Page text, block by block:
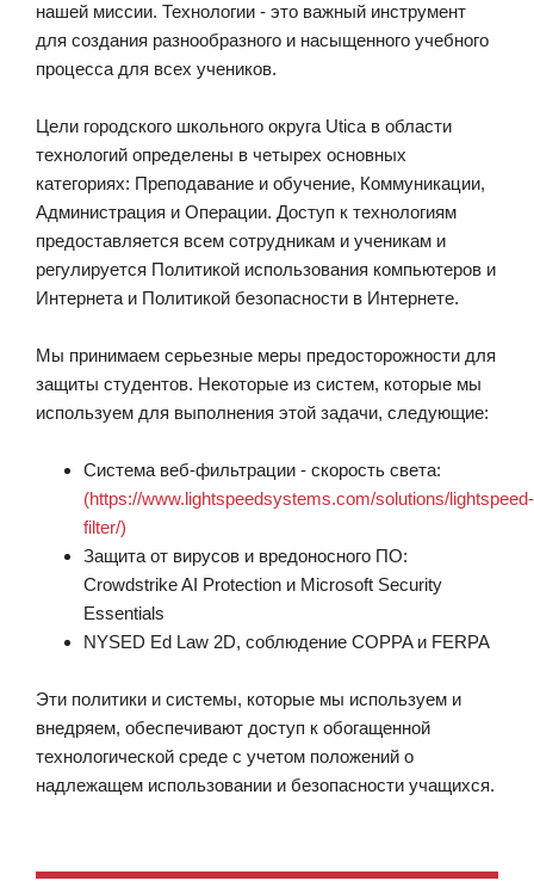
нашей миссии. Технологии - это важный инструмент
для создания разнообразного и насыщенного учебного
процесса для всех учеников.
Цели городского школьного округа Utica в области
технологий определены в четырех основных
категориях: Преподавание и обучение, Коммуникации,
Администрация и Операции. Доступ к технологиям
предоставляется всем сотрудникам и ученикам и
регулируется Политикой использования компьютеров и
Интернета и Политикой безопасности в Интернете.
Мы принимаем серьезные меры предосторожности для
защиты студентов. Некоторые из систем, которые мы
используем для выполнения этой задачи, следующие:
Система веб-фильтрации - скорость света:
(https://www.lightspeedsystems.com/solutions/lightspeed-
filter/)
Защита от вирусов и вредоносного ПО:
Crowdstrike AI Protection и Microsoft Security
Essentials
NYSED Ed Law 2D, соблюдение COPPA и FERPA
Эти политики и системы, которые мы используем и
внедряем, обеспечивают доступ к обогащенной
технологической среде с учетом положений о
надлежащем использовании и безопасности учащихся.